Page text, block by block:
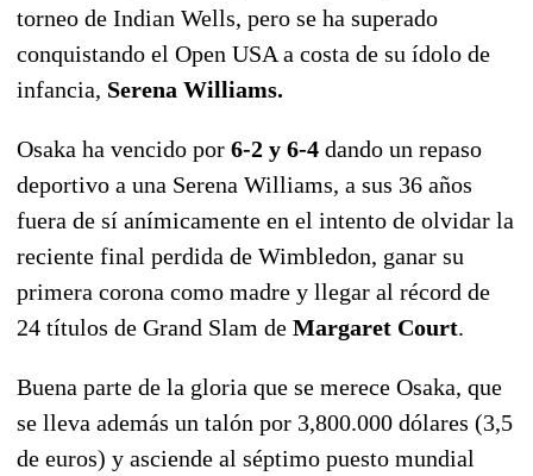
torneo de Indian Wells, pero se ha superado
conquistando el Open USA a costa de su ídolo de
infancia, Serena Williams.
Osaka ha vencido por 6-2 y 6-4 dando un repaso
deportivo a una Serena Williams, a sus 36 años
fuera de sí anímicamente en el intento de olvidar la
reciente final perdida de Wimbledon, ganar su
primera corona como madre y llegar al récord de
24 títulos de Grand Slam de Margaret Court.
Buena parte de la gloria que se merece Osaka, que
se lleva además un talón por 3,800.000 dólares (3,5
de euros) y asciende al séptimo puesto mundial